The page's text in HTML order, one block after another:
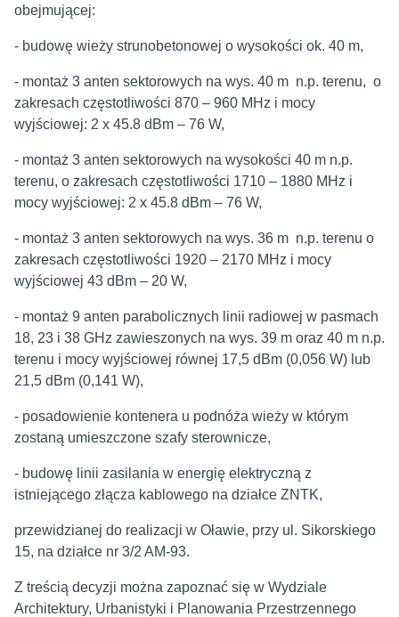
obejmującej:
- budowę wieży strunobetonowej o wysokości ok. 40 m,
- montaż 3 anten sektorowych na wys. 40 m n.p. terenu, o
zakresach częstotliwości 870 – 960 MHz i mocy
wyjściowej: 2 x 45.8 dBm – 76 W,
- montaż 3 anten sektorowych na wysokości 40 m n.p.
terenu, o zakresach częstotliwości 1710 – 1880 MHz i
mocy wyjściowej: 2 x 45.8 dBm – 76 W,
- montaż 3 anten sektorowych na wys. 36 m n.p. terenu o
zakresach częstotliwości 1920 – 2170 MHz i mocy
wyjściowej 43 dBm – 20 W,
- montaż 9 anten parabolicznych linii radiowej w pasmach
18, 23 i 38 GHz zawieszonych na wys. 39 m oraz 40 m n.p.
terenu i mocy wyjściowej równej 17,5 dBm (0,056 W) lub
21,5 dBm (0,141 W),
- posadowienie kontenera u podnóża wieży w którym
zostaną umieszczone szafy sterownicze,
- budowę linii zasilania w energię elektryczną z
istniejącego złącza kablowego na działce ZNTK,
przewidzianej do realizacji w Oławie, przy ul. Sikorskiego
15, na działce nr 3/2 AM-93.
Z treścią decyzji można zapoznać się w Wydziale
Architektury, Urbanistyki i Planowania Przestrzennego